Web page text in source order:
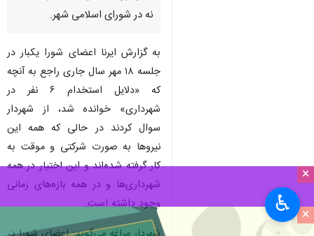
×
×
نه در شورای اسلامی شهر.
به گزارش ایرنا اعضای شورا یکبار در
جلسه ۱۸ مهر سال جاری راجع به آنچه
که «دلایل استخدام ۶ نفر در
شهرداری» خوانده شد، از شهردار
سوال کردند در حالی که همه این
نیروها به صورت شرکتی و موقت به
کار گرفته شده‌اند و این اختیار در همه
شهرداری‌ها و در همه بازه‌های زمانی
وجود داشته است.
♿︎